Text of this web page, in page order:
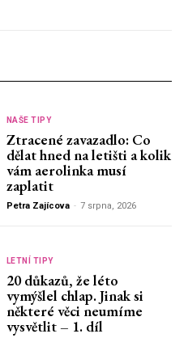
NAŠE TIPY
Ztracené zavazadlo: Co
dělat hned na letišti a kolik
vám aerolinka musí
zaplatit
Petra Zajícova - 7 srpna, 2026
LETNÍ TIPY
20 důkazů, že léto
vymýšlel chlap. Jinak si
některé věci neumíme
vysvětlit – 1. díl